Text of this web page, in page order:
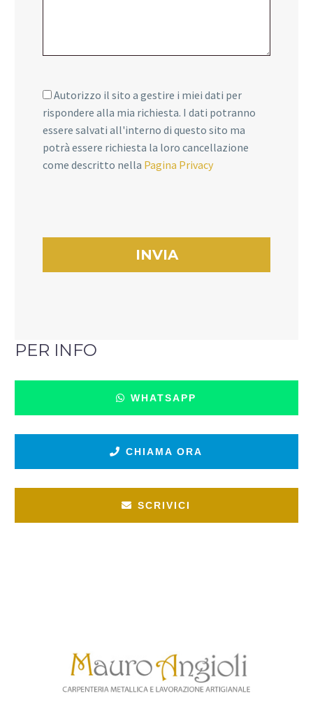
Autorizzo il sito a gestire i miei dati per
rispondere alla mia richiesta. I dati potranno
essere salvati all'interno di questo sito ma
potrà essere richiesta la loro cancellazione
come descritto nella Pagina Privacy
PER INFO
WHATSAPP
CHIAMA ORA
SCRIVICI